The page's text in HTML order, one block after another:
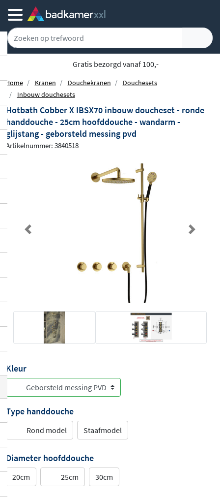
Gratis bezorgd vanaf 100,-
Home Kranen Douchekranen
Douchesets
Inbouw douchesets
Hotbath Cobber X IBSX70 inbouw doucheset - ronde
handdouche - 25cm hoofddouche - wandarm -
glijstang - geborsteld messing pvd
Artikelnummer: 3840518
Previous Next
Kleur
Type handdouche
Rond model Staafmodel
Diameter hoofddouche
20cm 25cm 30cm